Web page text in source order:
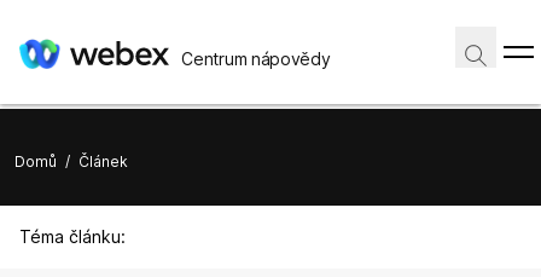
Centrum nápovědy
Domů / Článek
Téma článku: